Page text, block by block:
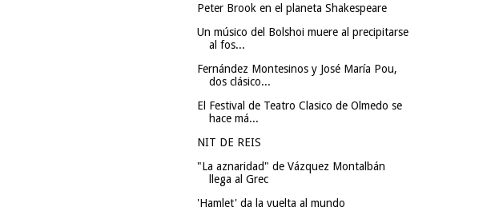
Peter Brook en el planeta Shakespeare
Un músico del Bolshoi muere al precipitarse
al fos...
Fernández Montesinos y José María Pou,
dos clásico...
El Festival de Teatro Clasico de Olmedo se
hace má...
NIT DE REIS
"La aznaridad" de Vázquez Montalbán
llega al Grec
'Hamlet' da la vuelta al mundo